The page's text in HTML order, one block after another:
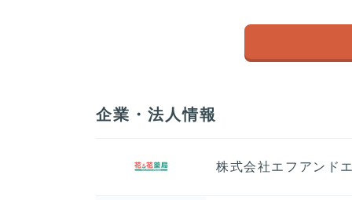
企業・法人情報
株式会社エフアンド